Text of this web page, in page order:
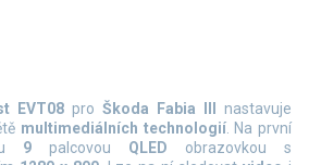
EVT08 pro Škoda Fabia III nastavuje
multimediálních technologií. Na první
9 palcovou QLED obrazovkou s